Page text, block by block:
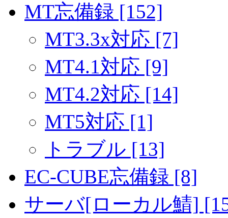
MT忘備録 [152]
MT3.3x対応 [7]
MT4.1対応 [9]
MT4.2対応 [14]
MT5対応 [1]
トラブル [13]
EC-CUBE忘備録 [8]
サーバ[ローカル鯖]